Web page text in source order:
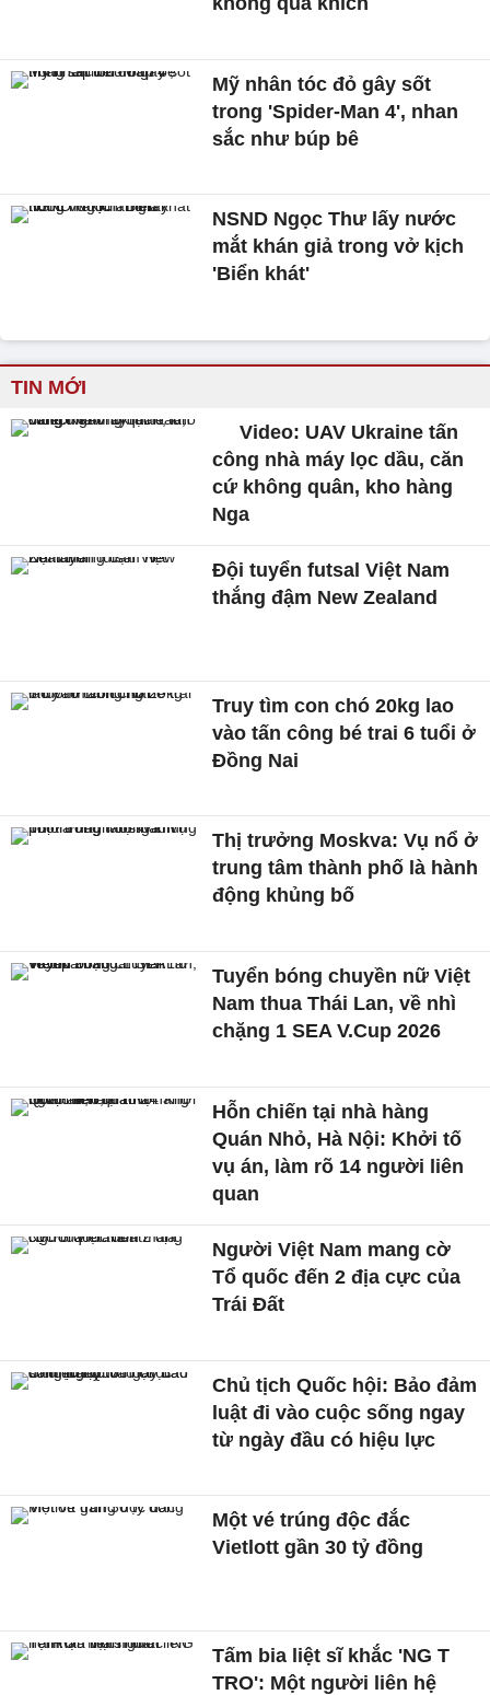
Mỹ nhân tóc đỏ gây sốt
trong 'Spider-Man 4', nhan
sắc như búp bê
NSND Ngọc Thư lấy nước
mắt khán giả trong vở kịch
'Biển khát'
TIN MỚI
Video: UAV Ukraine tấn
công nhà máy lọc dầu, căn
cứ không quân, kho hàng
Nga
Đội tuyển futsal Việt Nam
thắng đậm New Zealand
Truy tìm con chó 20kg lao
vào tấn công bé trai 6 tuổi ở
Đồng Nai
Thị trưởng Moskva: Vụ nổ ở
trung tâm thành phố là hành
động khủng bố
Tuyển bóng chuyền nữ Việt
Nam thua Thái Lan, về nhì
chặng 1 SEA V.Cup 2026
Hỗn chiến tại nhà hàng
Quán Nhỏ, Hà Nội: Khởi tố
vụ án, làm rõ 14 người liên
quan
Người Việt Nam mang cờ
Tổ quốc đến 2 địa cực của
Trái Đất
Chủ tịch Quốc hội: Bảo đảm
luật đi vào cuộc sống ngay
từ ngày đầu có hiệu lực
Một vé trúng độc đắc
Vietlott gần 30 tỷ đồng
Tấm bia liệt sĩ khắc 'NG T
TRO': Một người liên hệ